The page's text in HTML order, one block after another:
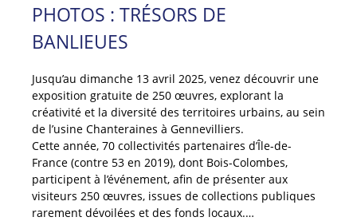
PHOTOS : TRÉSORS DE
BANLIEUES
Jusqu’au dimanche 13 avril 2025, venez découvrir une
exposition gratuite de 250 œuvres, explorant la
créativité et la diversité des territoires urbains, au sein
de l’usine Chanteraines à Gennevilliers.
Cette année, 70 collectivités partenaires d’Île-de-
France (contre 53 en 2019), dont Bois-Colombes,
participent à l’événement, afin de présenter aux
visiteurs 250 œuvres, issues de collections publiques
rarement dévoilées et des fonds locaux.…